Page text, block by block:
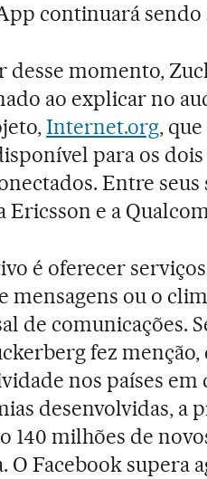
continuará sendo
desse momento,
ao explicar no
Internet.org,
para os
Entre seus
Ericsson e a
é oferecer
mensagens ou o
de comunicações.
fez menção,
nos países
desenvolvidas, a
140 milhões de
O Facebook supera